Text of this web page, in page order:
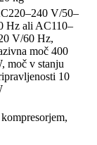
V/50–
Hz ali AC110–
V/60 Hz,
moč 400
moč v stanju
10
kompresorjem,